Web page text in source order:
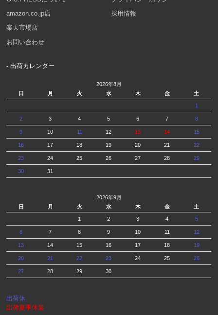
amazon.co.jp店
楽天市場店
お問い合わせ
採用情報
- 出荷カレンダー
2026年8月
日
月 火 水 木 金 土
1
2 3 4 5 6 7 8
9 10 11 12 13 14 15
16 17 18 19 20 21 22
23 24 25 26 27 28 29
30 31
2026年9月
日
月 火 水 木 金 土
1 2 3 4 5
6 7 8 9 10 11 12
13 14 15 16 17 18 19
20 21 22 23 24 25 26
27 28 29 30
出荷休
出荷夏季休業